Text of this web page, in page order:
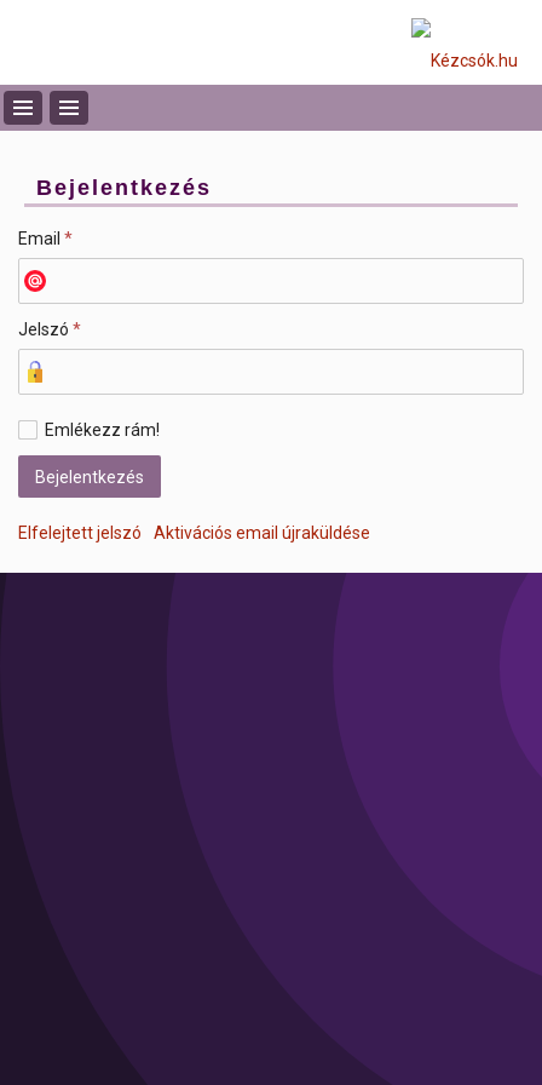
Bejelentkezés
Email *
Jelszó *
Emlékezz rám!
Elfelejtett jelszó Aktivációs email újraküldése